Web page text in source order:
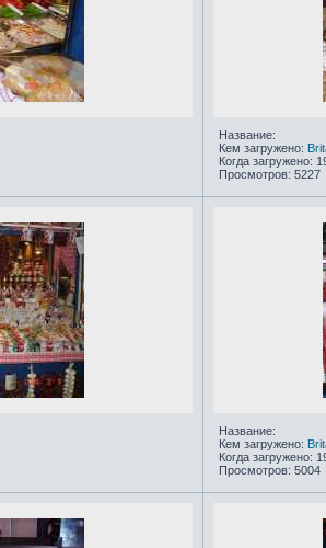
Название:
Кем загружено:
Когда загружено:
Просмотров: 5227
Название:
Кем загружено:
Когда загружено:
Просмотров: 5004